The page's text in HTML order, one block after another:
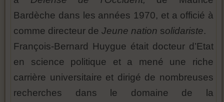
Bardèche dans les années 1970, et a officié à
comme directeur de Jeune nation solidariste.
François-Bernard Huygue était docteur d’Etat
en science politique et a mené une riche
carrière universitaire et dirigé de nombreuses
recherches dans le domaine de la